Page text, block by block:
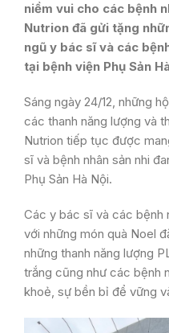
niềm vui cho các bệnh
Nutrion đã gửi tặng
ngũ y bác sĩ và các
tại bệnh viện Phụ Sản
Sáng ngày 24/12, những
các thanh năng lượng và
Nutrion tiếp tục được
sĩ và bệnh nhân sản nhi
Phụ Sản Hà Nội.
Các y bác sĩ và các bệnh
với những món quà Noel
những thanh năng lượng
trắng cũng như các bệnh
khoẻ, sự bền bỉ để vững